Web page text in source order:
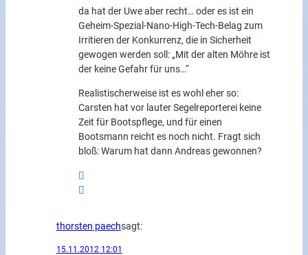
da hat der Uwe aber recht… oder es ist ein
Geheim-Spezial-Nano-High-Tech-Belag zum
Irritieren der Konkurrenz, die in Sicherheit
gewogen werden soll: „Mit der alten Möhre ist
der keine Gefahr für uns…“
Realistischerweise ist es wohl eher so:
Carsten hat vor lauter Segelreporterei keine
Zeit für Bootspflege, und für einen
Bootsmann reicht es noch nicht. Fragt sich
bloß: Warum hat dann Andreas gewonnen?
thorsten paechsagt:
15.11.2012 12:01